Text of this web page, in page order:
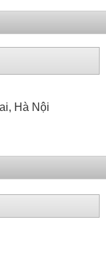
Hà Nội